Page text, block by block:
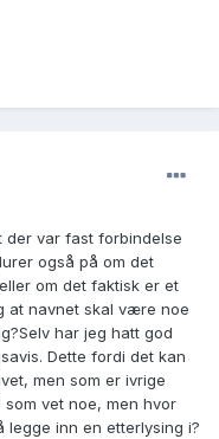
der var fast forbindelse
også på om det
om det faktisk er et
at navnet skal være noe
har jeg hatt god
Dette fordi det kan
men som er ivrige
vet noe, men hvor
inn en etterlysing i?